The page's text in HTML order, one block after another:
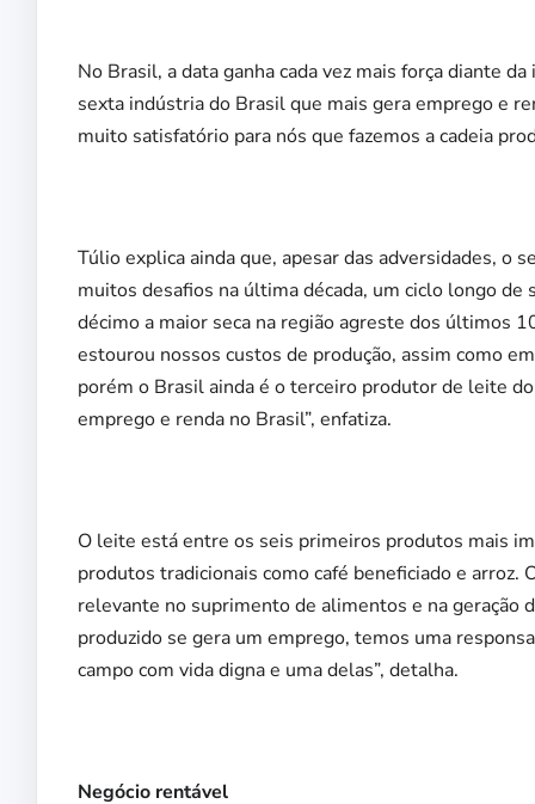
No Brasil, a data ganha cada vez mais força diante
sexta indústria do Brasil que mais gera emprego e
muito satisfatório para nós que fazemos a cadeia
Túlio explica ainda que, apesar das adversidades,
muitos desafios na última década, um ciclo longo de
décimo a maior seca na região agreste dos últimos
estourou nossos custos de produção, assim como
porém o Brasil ainda é o terceiro produtor de leite
emprego e renda no Brasil”, enfatiza.
O leite está entre os seis primeiros produtos mais
produtos tradicionais como café beneficiado e
relevante no suprimento de alimentos e na geração
produzido se gera um emprego, temos uma
campo com vida digna e uma delas”, detalha.
Negócio rentável